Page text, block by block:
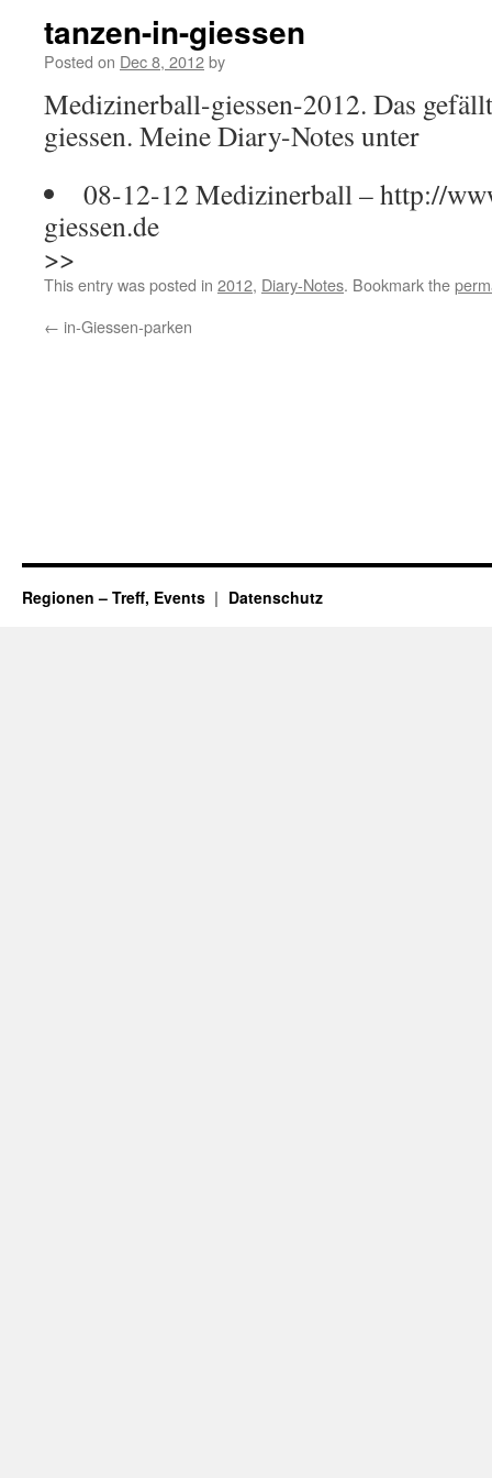
tanzen-in-giessen
Posted on Dec 8, 2012by
Medizinerball-giessen-2012. Das
giessen. Meine Diary-Notes unter
08-12-12 Medizinerball – http://
giessen.de
>>
This entry was posted in 2012, Diary-Notes. Bookmark the
← in-Giessen-parken
Regionen – Treff, Events Datenschutz